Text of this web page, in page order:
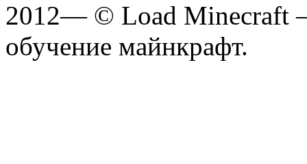
2012— © Load Minecraft
обучение майнкрафт.